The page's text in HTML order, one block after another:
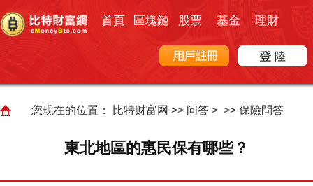
首頁 區塊鏈 股票 基金 理財
您现在的位置： 比特财富网 >> 问答> >> 保險問答
東北地區的惠民保有哪些？